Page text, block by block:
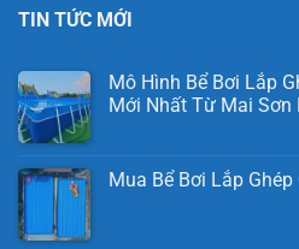
TIN TỨC MỚI
Mô Hình Bể Bơi Lắp
Mới Nhất Từ Mai Sơn
Mua Bể Bơi Lắp